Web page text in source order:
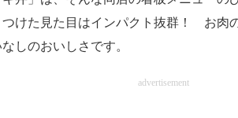
けた見た目はインパクト抜群！ お肉
しのおいしさです。
advertisement